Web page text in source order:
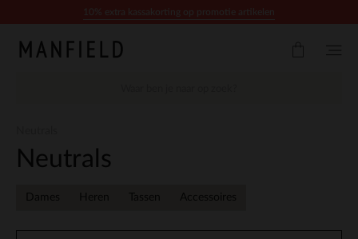
Neutrals
Dames Heren Tassen Accessoires